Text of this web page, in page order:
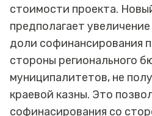
стоимости проекта.
предполагает увеличение
доли софинансирования
стороны регионального
муниципалитетов, не
краевой казны. Это
софинасирования со